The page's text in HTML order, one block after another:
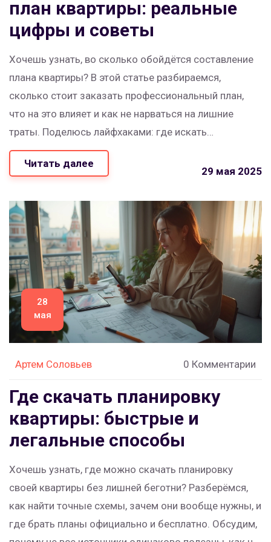
план квартиры: реальные
цифры и советы
Хочешь узнать, во сколько обойдётся составление
плана квартиры? В этой статье разбираемся,
сколько стоит заказать профессиональный план,
что на это влияет и как не нарваться на лишние
траты. Поделюсь лайфхаками: где искать
специалистов, какие детали обсудить на старте и как
не переплатить. Всё честно, без сухой теории и
действовать.
Читать далее
29 мая 2025
28
мая
Артем Соловьев 0 Комментарии
Где скачать планировку
квартиры: быстрые и
легальные способы
Хочешь узнать, где можно скачать планировку
своей квартиры без лишней беготни? Разберёмся,
как найти точные схемы, зачем они вообще нужны, и
где брать планы официально и бесплатно. Обсудим,